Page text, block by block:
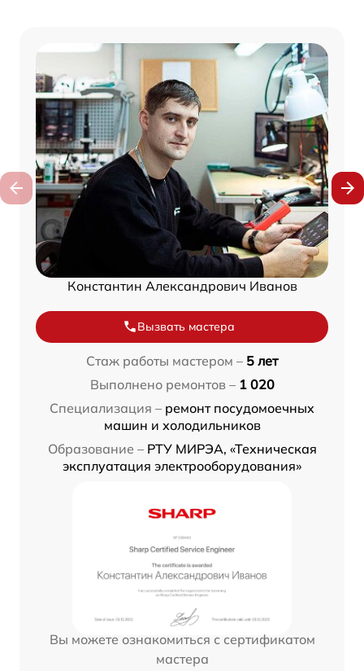
Константин Александрович Иванов
Вызвать мастера
Стаж работы мастером – 5 лет
Выполнено ремонтов – 1 020
Специализация – ремонт посудомоечных
машин и холодильников
Образование – РТУ МИРЭА, «Техническая
эксплуатация электрооборудования»
Вы можете ознакомиться с сертификатом
мастера